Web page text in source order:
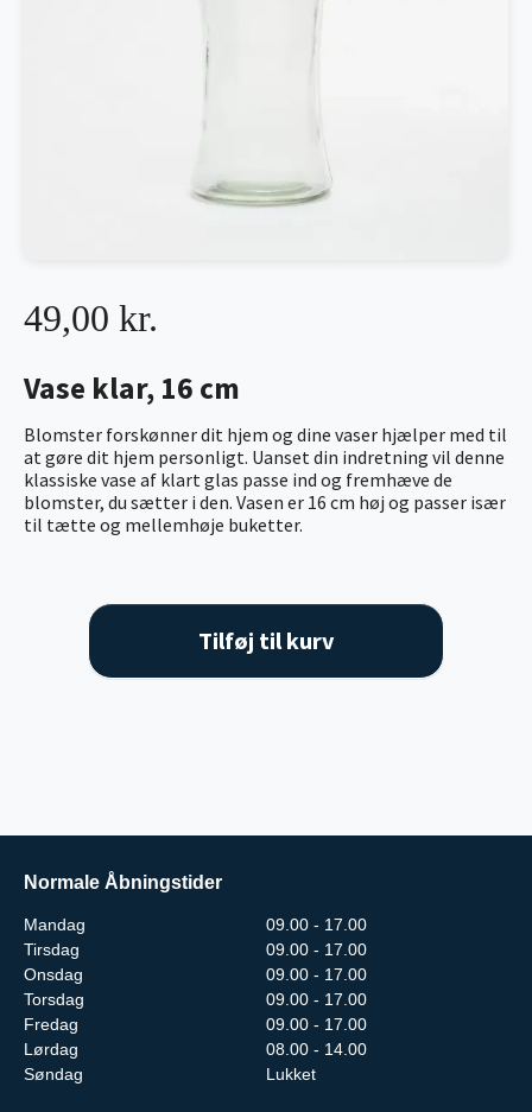
Vase klar, 16 cm
Blomster forskønner dit hjem og dine vaser hjælper med til
at gøre dit hjem personligt. Uanset din indretning vil denne
klassiske vase af klart glas passe ind og fremhæve de
blomster, du sætter i den. Vasen er 16 cm høj og passer især
til tætte og mellemhøje buketter.
49,00 kr.
Tilføj til kurv
Normale Åbningstider
Mandag
09.00 - 17.00
Tirsdag
09.00 - 17.00
Onsdag
09.00 - 17.00
Torsdag
09.00 - 17.00
Fredag
09.00 - 17.00
Lørdag
08.00 - 14.00
Søndag
Lukket